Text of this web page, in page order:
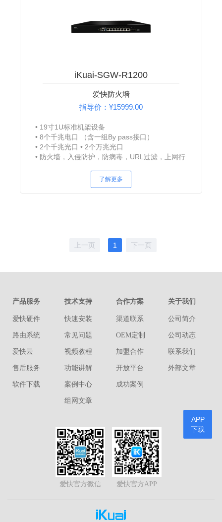
iKuai-SGW-R1200
爱快防火墙
指导价：¥15999.00
19寸1U标准机架设备
8个千兆电口 （含一组By pass接口）
2个千兆光口
2个万兆光口
防火墙，入侵防护，防病毒，URL过滤，上网行
了解更多
上一页 1 下一页
产品服务
爱快硬件
路由系统
爱快云
售后服务
软件下载
技术支持
快速安装
常见问题
视频教程
功能讲解
案例中心
组网文章
合作方案
渠道联系
OEM定制
加盟合作
开放平台
成功案例
关于我们
公司简介
公司动态
联系我们
外部文章
爱快官方微信 爱快官方APP
APP
下载